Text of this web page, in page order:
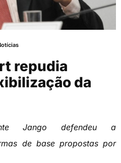
repudia
da
Jango defendeu a
de base propostas por